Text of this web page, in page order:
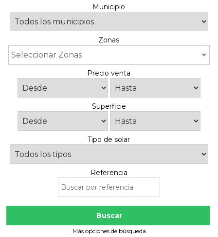
Municipio
Zonas
Seleccionar Zonas
Precio venta
Superficie
Tipo de solar
Referencia
Buscar
Más opciones de búsqueda